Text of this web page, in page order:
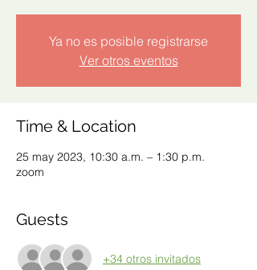
Ya no es posible registrarse
Ver otros eventos
Time & Location
25 may 2023, 10:30 a.m. – 1:30 p.m.
zoom
Guests
+34 otros invitados